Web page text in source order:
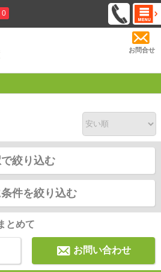
0
お問合せ
絞り込む
件を絞り込む
とめて
お問い合わせ